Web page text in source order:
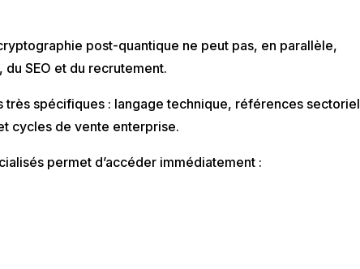
post-quantique ne peut pas, en parallèle,
SEO et du recrutement.
très spécifiques : langage technique, références
cycles de vente enterprise.
permet d’accéder immédiatement :